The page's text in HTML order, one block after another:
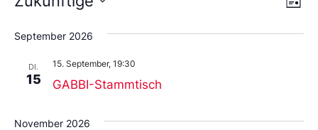
Liste
Sie
das
aus.
September 2026
DI.
15 GABBI-Stammtisch
15. September, 19:30
November 2026